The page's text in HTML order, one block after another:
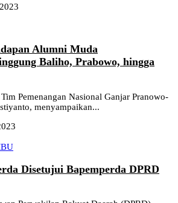
Alumni Muda
Baliho, Prabowo, hingga
Pemenangan Nasional Ganjar Pranowo-
menyampaikan...
Disetujui Bapemperda DPRD